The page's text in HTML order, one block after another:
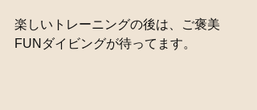
楽しいトレーニングの後は、ご褒美
FUNダイビングが待ってます。